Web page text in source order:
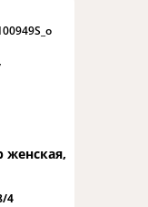
женская,
4